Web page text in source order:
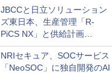
JBCCと日立ソリューション
ズ東日本、生産管理「R-
PiCS NX」と供給計画
「scSQUARE ISP」の連携サ
ービスを提供開始
NRIセキュア、SOCサービス
「NeoSOC」に独自開発のAI